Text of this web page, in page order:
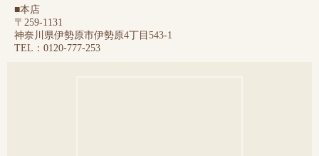
■本店
〒259-1131
神奈川県伊勢原市伊勢原4丁目543-1
TEL：0120-777-253